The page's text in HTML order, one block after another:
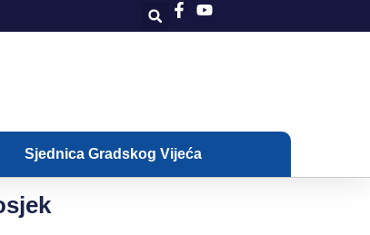
Sjednica Gradskog Vijeća